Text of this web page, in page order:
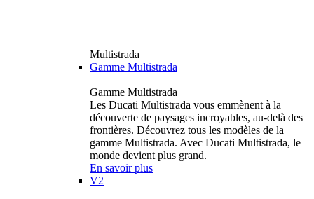
Multistrada
Gamme Multistrada
Gamme Multistrada
Les Ducati Multistrada vous emmènent à la
découverte de paysages incroyables, au-delà des
frontières. Découvrez tous les modèles de la
gamme Multistrada. Avec Ducati Multistrada, le
monde devient plus grand.
En savoir plus
V2